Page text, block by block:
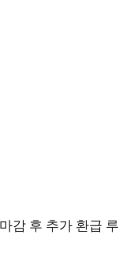
감 후 추가 환급 루